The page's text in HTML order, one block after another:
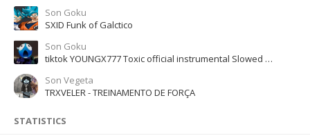
Son Goku
SXID Funk of Galctico
Son Goku
tiktok YOUNGX777 Toxic official instrumental Slowed Reverb
Son Vegeta
TRXVELER - TREINAMENTO DE FORÇA
STATISTICS